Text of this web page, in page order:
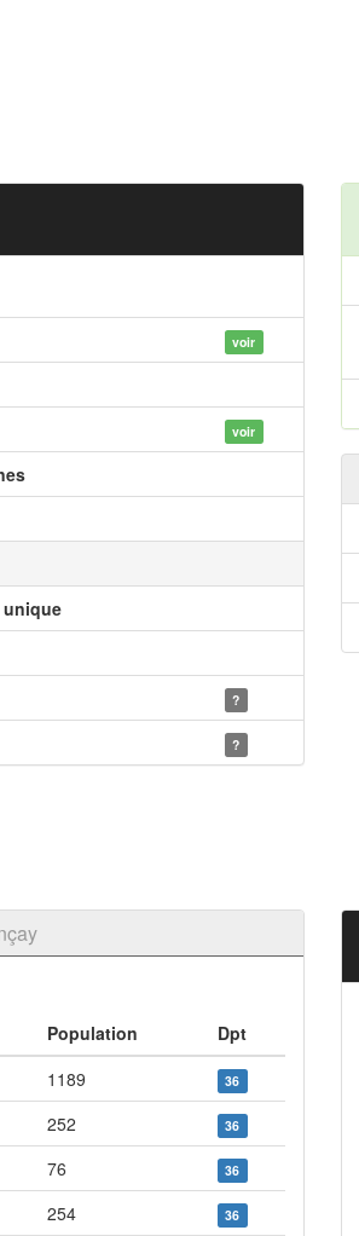
voir
voir
?
?
Population
Dpt
1189 36
252 36
76 36
254 36